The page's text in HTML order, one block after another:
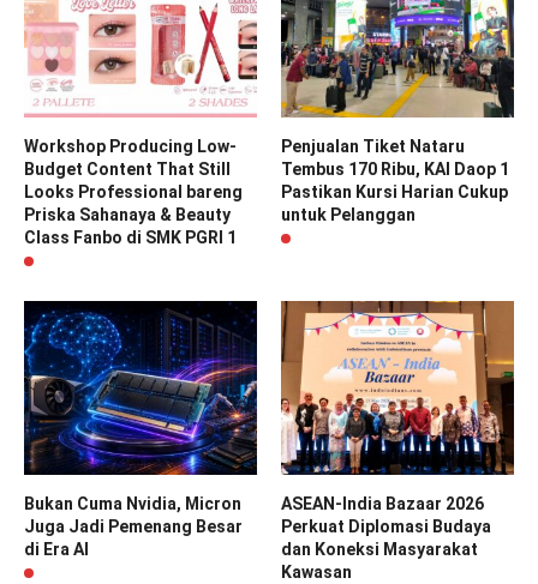
Workshop Producing Low-
Budget Content That Still
Looks Professional bareng
Priska Sahanaya & Beauty
Class Fanbo di SMK PGRI 1
Penjualan Tiket Nataru
Tembus 170 Ribu, KAI Daop 1
Pastikan Kursi Harian Cukup
untuk Pelanggan
Bukan Cuma Nvidia, Micron
Juga Jadi Pemenang Besar
di Era AI
ASEAN-India Bazaar 2026
Perkuat Diplomasi Budaya
dan Koneksi Masyarakat
Kawasan